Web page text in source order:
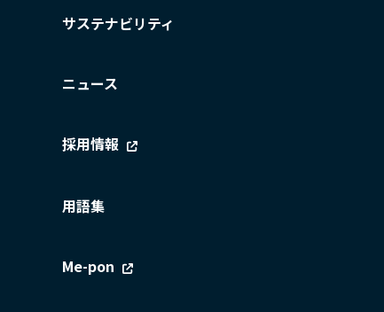
サステナビリティ
ニュース
採用情報
用語集
Me-pon